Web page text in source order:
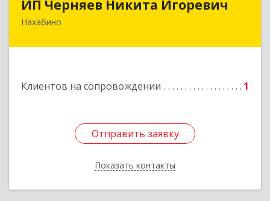
ИП Черняев Никита Игоревич
Нахабино
Клиентов на сопровождении 1
Отправить заявку
Показать контакты
143430, Московская обл, Красногорский р-н,
Подробнее
Отправить заявку
Назад